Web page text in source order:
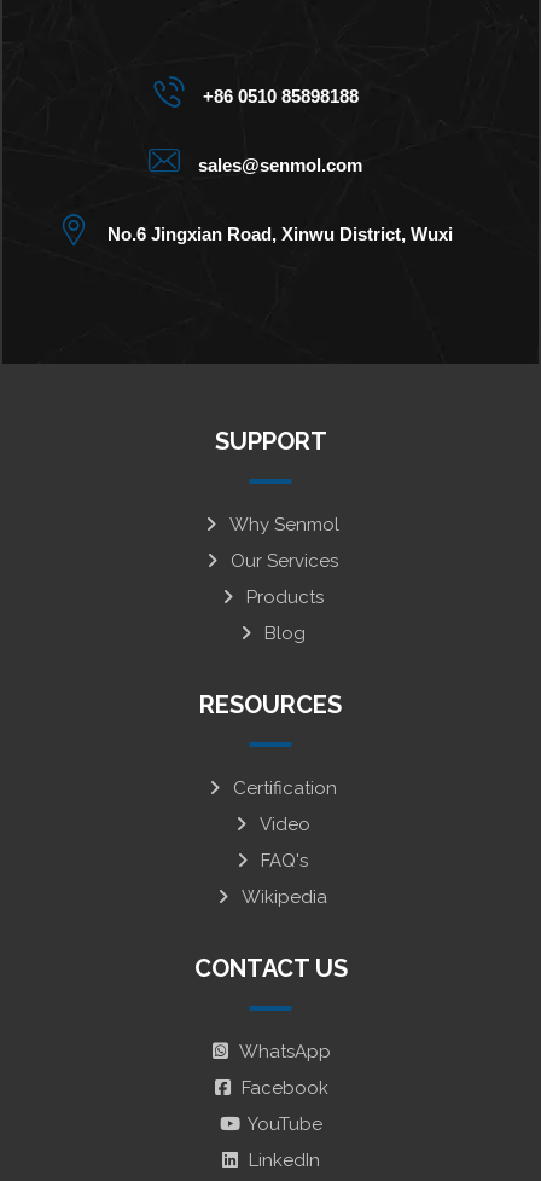
+86 0510 85898188
sales@senmol.com
No.6 Jingxian Road, Xinwu District, Wuxi
SUPPORT
Why Senmol
Our Services
Products
Blog
RESOURCES
Certification
Video
FAQ's
Wikipedia
CONTACT US
WhatsApp
Facebook
YouTube
LinkedIn